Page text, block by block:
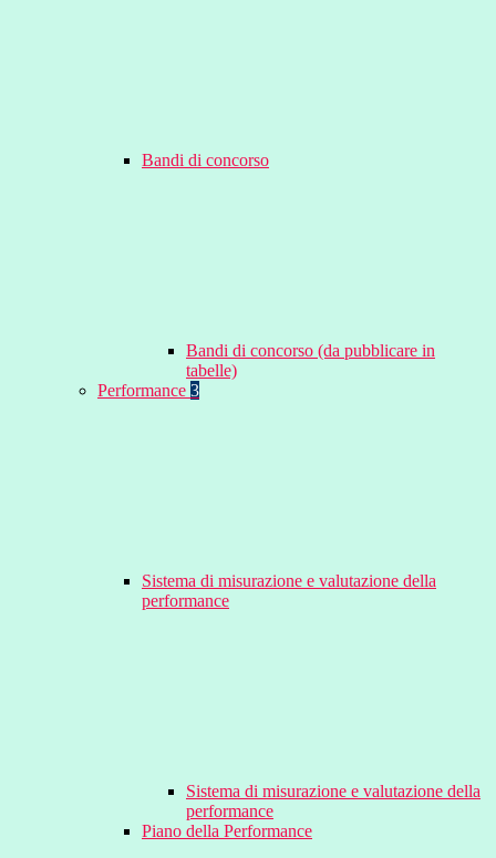
Bandi di concorso
Bandi di concorso (da pubblicare in
tabelle)
Performance 3
Sistema di misurazione e valutazione della
performance
Sistema di misurazione e valutazione della
performance
Piano della Performance